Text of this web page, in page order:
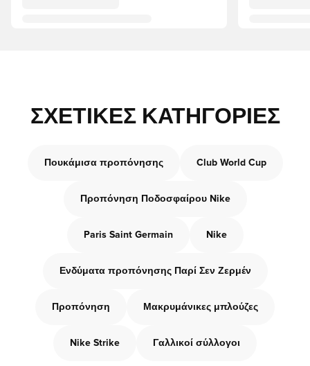
ΣΧΕΤΙΚΈΣ ΚΑΤΗΓΟΡΊΕΣ
Πουκάμισα προπόνησης Club World Cup
Προπόνηση Ποδοσφαίρου Nike
Paris Saint Germain Nike
Ενδύματα προπόνησης Παρί Σεν Ζερμέν
Προπόνηση Μακρυμάνικες μπλούζες
Nike Strike Γαλλικοί σύλλογοι